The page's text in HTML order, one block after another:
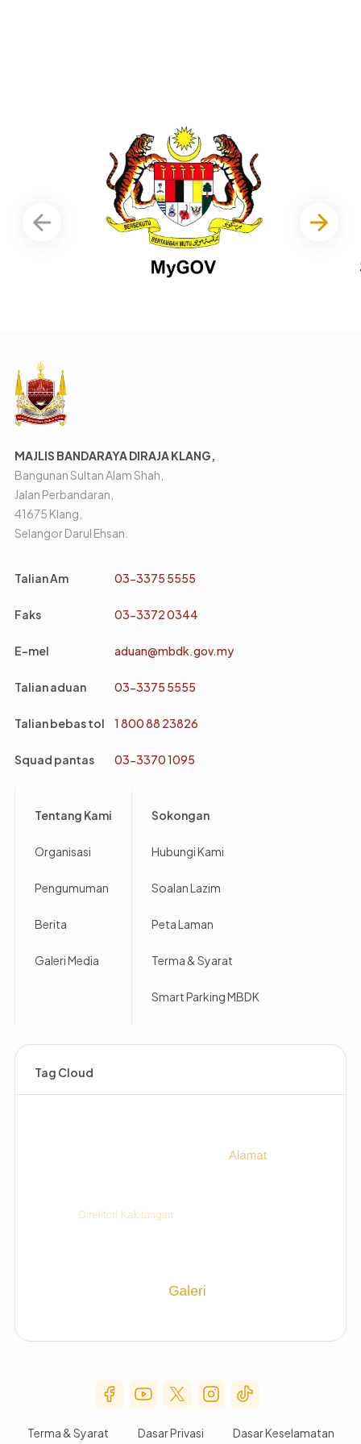
MAJLIS BANDARAYA DIRAJA KLANG,
Bangunan Sultan Alam Shah,
Jalan Perbandaran,
41675 Klang,
Selangor Darul Ehsan.
Talian Am 03-3375 5555
Faks 03-3372 0344
E-mel aduan@mbdk.gov.my
Talian aduan 03-3375 5555
Talian bebas tol 1 800 88 23826
Squad pantas 03-3370 1095
Tentang Kami
Organisasi
Pengumuman
Berita
Galeri Media
Sokongan
Hubungi Kami
Soalan Lazim
Peta Laman
Terma & Syarat
Smart Parking MBDK
Tag Cloud
Social Media Menu
Terma & Syarat Dasar Privasi Dasar Keselamatan